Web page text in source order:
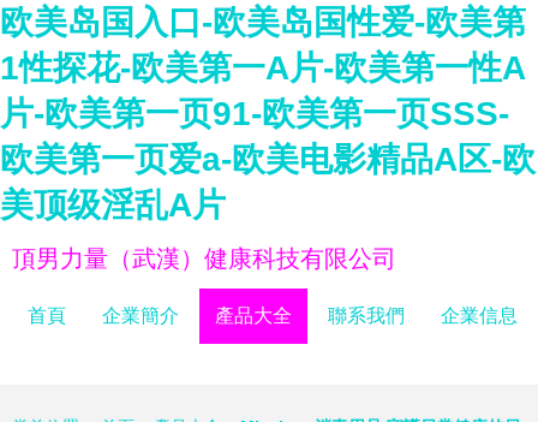
欧美岛国入口-欧美岛国性爱-欧美第
1性探花-欧美第一A片-欧美第一性A
片-欧美第一页91-欧美第一页SSS-
欧美第一页爱a-欧美电影精品A区-欧
美顶级淫乱A片
頂男力量（武漢）健康科技有限公司
首頁 企業簡介 產品大全 聯系我們 企業信息